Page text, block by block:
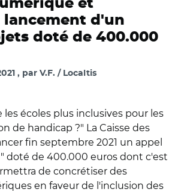
et
lancement d'un
doté de 400.000
par V.F. / Localtis
écoles plus inclusives pour les
de handicap ?" La Caisse des
fin septembre 2021 un appel
doté de 400.000 euros dont c'est
de concrétiser des
en faveur de l'inclusion des